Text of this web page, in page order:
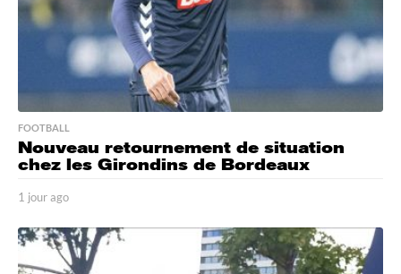
FOOTBALL
Nouveau retournement de situation
chez les Girondins de Bordeaux
1 jour ago
o
u
r